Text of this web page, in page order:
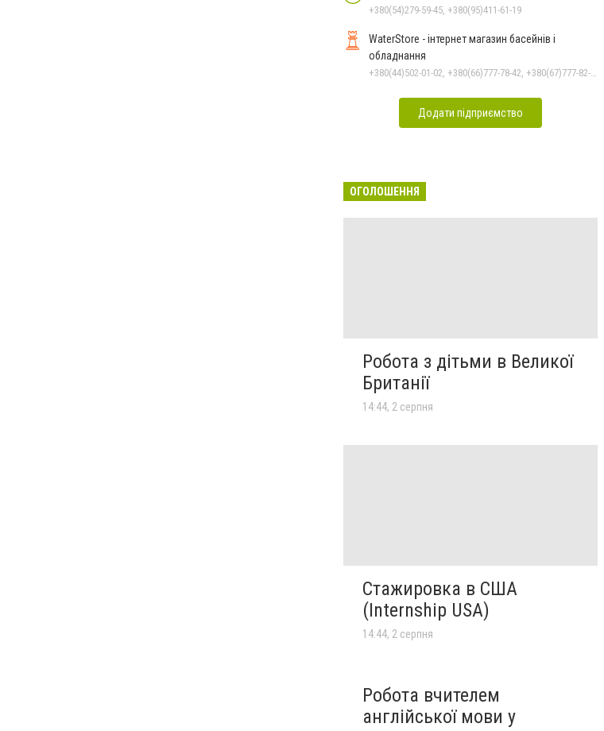
+380(54)279-59-45, +380(95)411-61-19
WaterStore - інтернет магазин басейнів і
обладнання
Додати підприємство
ОГОЛОШЕННЯ
Робота з дітьми в Великої
Британії
14:44, 2 серпня
Стажировка в США
(Internship USA)
14:44, 2 серпня
Робота вчителем
англійської мови у